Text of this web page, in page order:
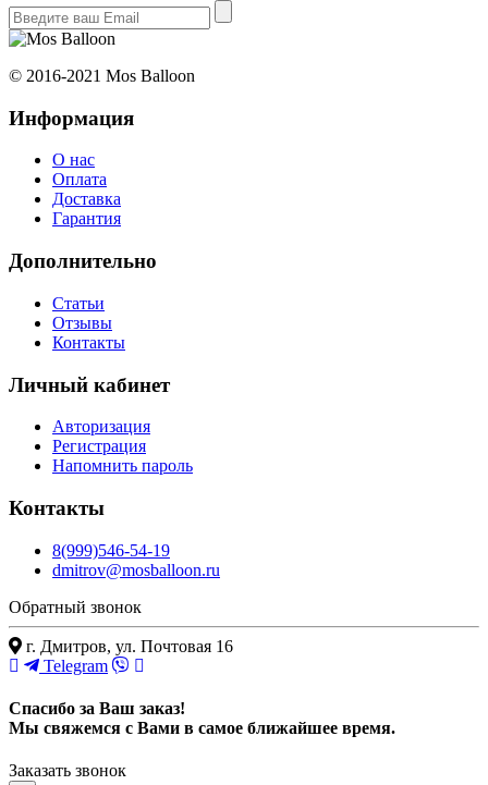
© 2016-2021 Mos Balloon
Информация
О нас
Оплата
Доставка
Гарантия
Дополнительно
Статьи
Отзывы
Контакты
Личный кабинет
Авторизация
Регистрация
Напомнить пароль
Контакты
8(999)546-54-19
dmitrov@mosballoon.ru
Обратный звонок
г. Дмитров, ул. Почтовая 16
Telegram
Спасибо за Ваш заказ!
Мы свяжемся с Вами в самое ближайшее время.
Заказать звонок